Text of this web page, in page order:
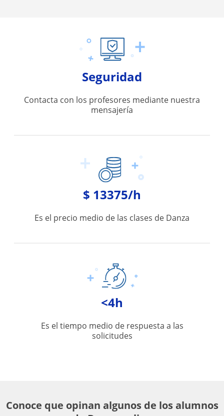
Seguridad
Contacta con los profesores mediante nuestra
mensajería
$ 13375/h
Es el precio medio de las clases de Danza
<4h
Es el tiempo medio de respuesta a las
solicitudes
Conoce que opinan algunos de los alumnos